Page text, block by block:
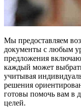
Мы предоставляем
документы с любым
предложения
каждый может
учитывая
решения
готовы помочь вам в
целей.